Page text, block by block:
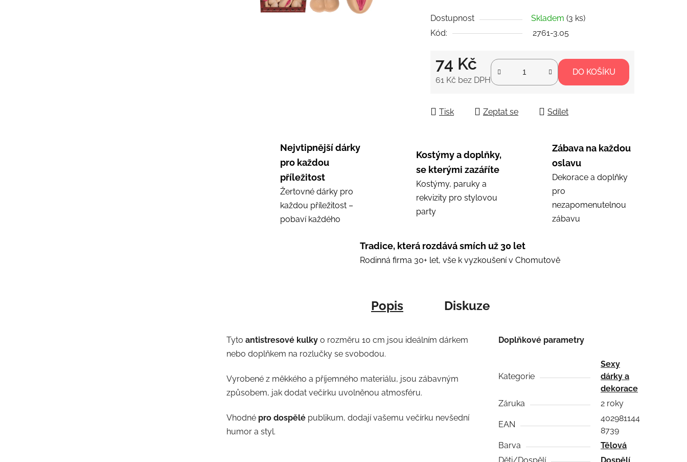
hvězdiček.
Dostupnost Skladem (3 ks)
Kód:
2761-3.05
74 Kč
61 Kč bez DPH
DO KOŠÍKU
Tisk Zeptat se Sdílet
Nejvtipnější dárky
pro každou
příležitost
Žertovné dárky pro
každou příležitost –
pobaví každého
Kostýmy a doplňky,
se kterými zazáříte
Kostýmy, paruky a
rekvizity pro stylovou
party
Zábava na každou
oslavu
Dekorace a doplňky
pro
nezapomenutelnou
zábavu
Tradice, která rozdává smích už 30 let
Rodinná firma 30+ let, vše k vyzkoušení v Chomutově
Popis Diskuze
Tyto antistresové kulky o rozměru 10 cm jsou ideálním dárkem
nebo doplňkem na rozlučky se svobodou.
Vyrobené z měkkého a příjemného materiálu, jsou zábavným
způsobem, jak dodat večírku uvolněnou atmosféru.
Vhodné pro dospělé publikum, dodají vašemu večírku nevšední
humor a styl.
Doplňkové parametry
Kategorie
Sexy
dárky a
dekorace
Záruka
2 roky
EAN
402981144
8739
Barva
Tělová